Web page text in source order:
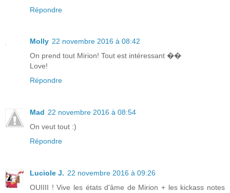
Répondre
Molly 22 novembre 2016 à 08:42
On prend tout Mirion! Tout est intéressant ��
Love!
Répondre
Mad 22 novembre 2016 à 08:54
On veut tout :)
Répondre
Luciole J. 22 novembre 2016 à 09:26
OUIIII ! Vive les états d'âme de Mirion + les kickass notes